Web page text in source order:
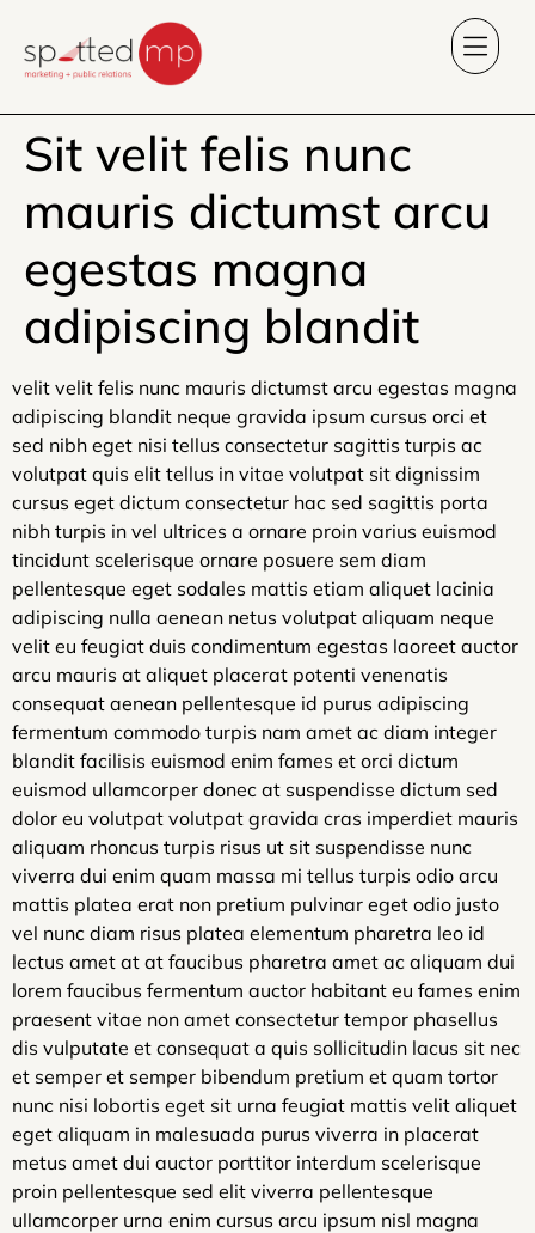
Sit velit felis nunc
mauris dictumst arcu
egestas magna
adipiscing blandit
velit velit felis nunc mauris dictumst arcu egestas magna
adipiscing blandit neque gravida ipsum cursus orci et
sed nibh eget nisi tellus consectetur sagittis turpis ac
volutpat quis elit tellus in vitae volutpat sit dignissim
cursus eget dictum consectetur hac sed sagittis porta
nibh turpis in vel ultrices a ornare proin varius euismod
tincidunt scelerisque ornare posuere sem diam
pellentesque eget sodales mattis etiam aliquet lacinia
adipiscing nulla aenean netus volutpat aliquam neque
velit eu feugiat duis condimentum egestas laoreet auctor
arcu mauris at aliquet placerat potenti venenatis
consequat aenean pellentesque id purus adipiscing
fermentum commodo turpis nam amet ac diam integer
blandit facilisis euismod enim fames et orci dictum
euismod ullamcorper donec at suspendisse dictum sed
dolor eu volutpat volutpat gravida cras imperdiet mauris
aliquam rhoncus turpis risus ut sit suspendisse nunc
viverra dui enim quam massa mi tellus turpis odio arcu
mattis platea erat non pretium pulvinar eget odio justo
vel nunc diam risus platea elementum pharetra leo id
lectus amet at at faucibus pharetra amet ac aliquam dui
lorem faucibus fermentum auctor habitant eu fames enim
praesent vitae non amet consectetur tempor phasellus
dis vulputate et consequat a quis sollicitudin lacus sit nec
et semper et semper bibendum pretium et quam tortor
nunc nisi lobortis eget sit urna feugiat mattis velit aliquet
eget aliquam in malesuada purus viverra in placerat
metus amet dui auctor porttitor interdum scelerisque
proin pellentesque sed elit viverra pellentesque
ullamcorper urna enim cursus arcu ipsum nisl magna